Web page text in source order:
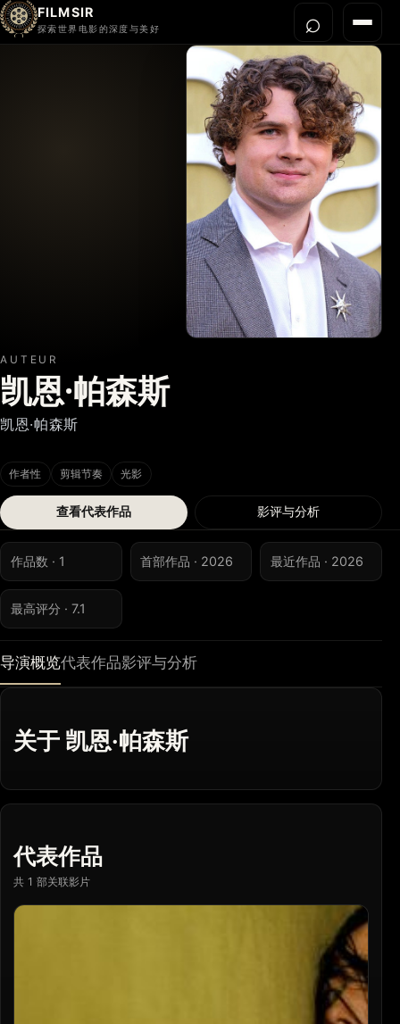
FILMSIR
探索世界电影的深度与美好 菜单
⌕打开
AUTEUR
凯恩·帕森斯
凯恩·帕森斯
作者性 剪辑节奏 光影
查看代表作品 影评与分析
作品数 · 1 首部作品 · 2026 最近作品 · 2026
最高评分 · 7.1
导演概览代表作品影评与分析
关于 凯恩·帕森斯
代表作品
共 1 部关联影片